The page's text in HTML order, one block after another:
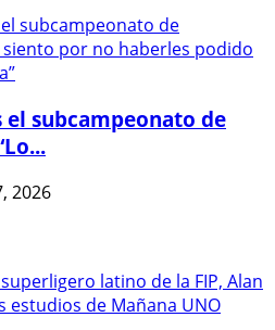
el subcampeonato de
2026